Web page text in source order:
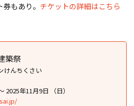
もあり。 チケットの詳細はこちら
築祭
けんちくさい
2025年11月9日 （日）